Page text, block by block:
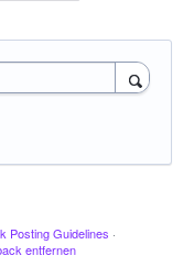
Posting Guidelines ·
entfernen